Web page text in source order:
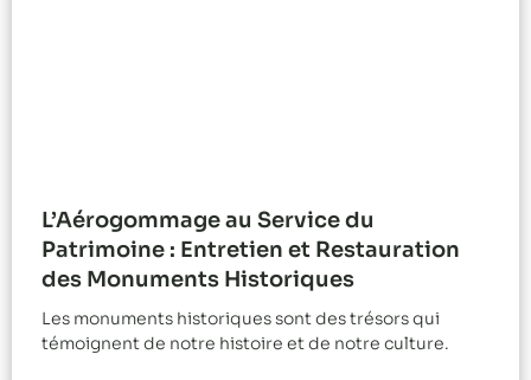
L’Aérogommage au Service du
Patrimoine : Entretien et Restauration
des Monuments Historiques
Les monuments historiques sont des trésors qui
témoignent de notre histoire et de notre culture.